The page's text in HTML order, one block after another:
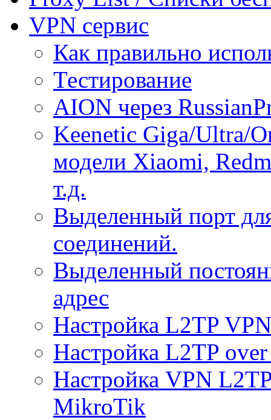
VPN сервис
Как правильно
Тестирование
AION через
Keenetic Giga/Ultra/
модели Xiaomi,
т.д.
Выделенный порт
соединений.
Выделенный
адрес
Настройка L2TP
Настройка L2TP
Настройка VPN
MikroTik